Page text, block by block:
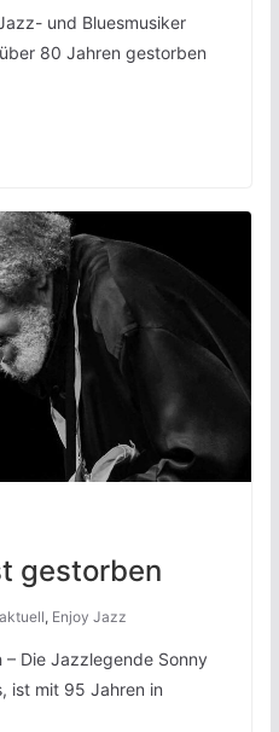
und Bluesmusiker
80 Jahren gestorben
gestorben
aktuell, Enjoy Jazz
– Die Jazzlegende Sonny
ist mit 95 Jahren in